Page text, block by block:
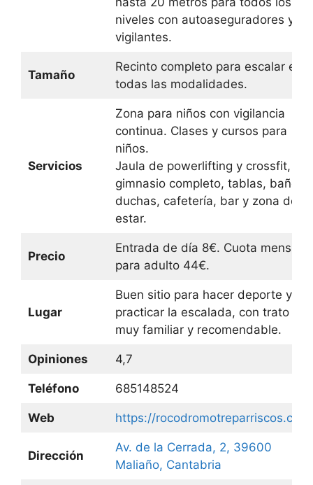
niveles con autoaseguradores y
vigilantes.
Tamaño
Recinto completo para escalar en
todas las modalidades.
Servicios
Zona para niños con vigilancia
continua. Clases y cursos para
niños.
Jaula de powerlifting y crossfit,
gimnasio completo, tablas, baños
duchas, cafetería, bar y zona de
estar.
Precio
Entrada de día 8€. Cuota mensual
para adulto 44€.
Lugar
Buen sitio para hacer deporte y
practicar la escalada, con trato
muy familiar y recomendable.
Opiniones 4,7
Teléfono 685148524
Web https://
Dirección
Av. de la Cerrada, 2, 39600
Maliaño, Cantabria